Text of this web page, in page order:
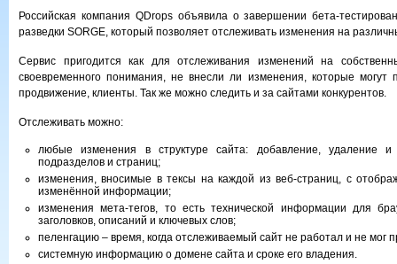
Российская компания QDrops объявила о завершении бета-
разведки SORGE, который позволяет отслеживать изменения на
Сервис пригодится как для отслеживания изменений на
своевременного понимания, не внесли ли изменения, которые могут
продвижение, клиенты. Так же можно следить и за сайтами конкурентов.
Отслеживать можно:
любые изменения в структуре сайта: добавление, удаление и
подразделов и страниц;
изменения, вносимые в тексы на каждой из веб-страниц, с
изменённой информации;
изменения мета-тегов, то есть технической информации для
заголовков, описаний и ключевых слов;
пеленгацию – время, когда отслеживаемый сайт не работал и не мог
системную информацию о домене сайта и сроке его владения.